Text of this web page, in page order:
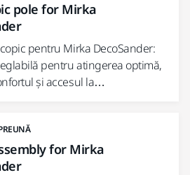
pole for Mirka
pentru Mirka DecoSander:
pentru atingerea optimă,
și accesul la…
for Mirka